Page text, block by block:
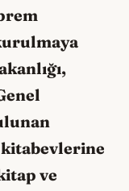
kitabevlerine
ve